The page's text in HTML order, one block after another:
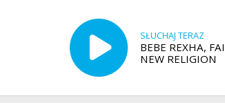
SŁUCHAJ TERAZ
BEBE REXHA,
NEW RELIGION